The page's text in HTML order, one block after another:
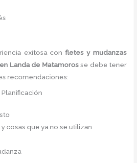
exitosa confletes y mudanzas
Landa de Matamorosse debe tener
recomendaciones:
cosas que ya no se utilizan